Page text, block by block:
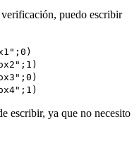
verificación, puedo escribir
escribir, ya que no necesito